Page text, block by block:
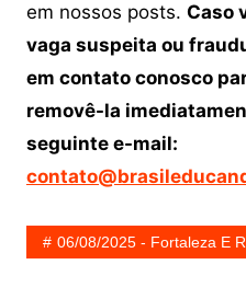
em nossos posts. Caso
vaga suspeita ou
em contato conosco
removê-la
seguinte e-mail:
06/08/2025 - Fortaleza E